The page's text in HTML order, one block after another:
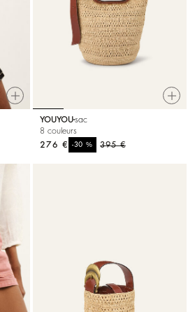
YOUYOUsac
8 couleurs
395 €
-30%
276 €